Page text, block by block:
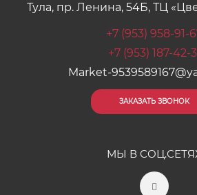
Тула, пр. Ленина, 54Б, ТЦ
+7 (953) 958-91-
+7 (953) 187-42-
Market-
ЗАКАЗАТЬ ЗВОНОК
МЫ В